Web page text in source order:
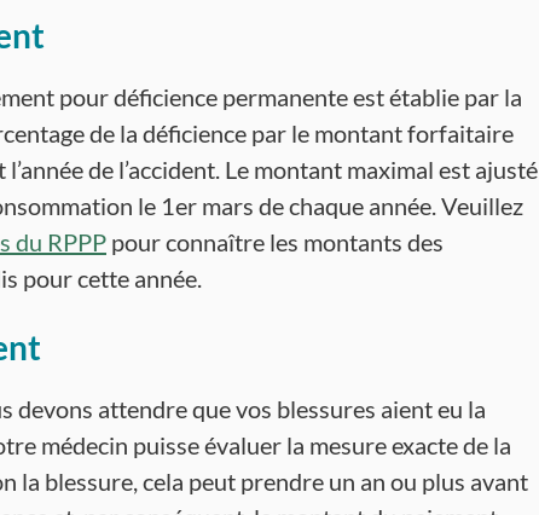
pour déficience permanente est établie par la
de la déficience par le montant forfaitaire
de l’accident. Le montant maximal est ajusté
le 1er mars de chaque année. Veuillez
du RPPP pour connaître les montants des
pour cette année.
devons attendre que vos blessures aient eu la
médecin puisse évaluer la mesure exacte de la
la blessure, cela peut prendre un an ou plus avant